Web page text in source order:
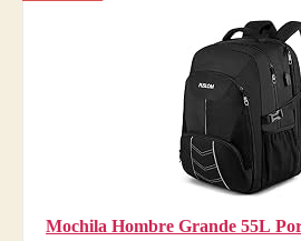
Mochila Hombre Grande 55L